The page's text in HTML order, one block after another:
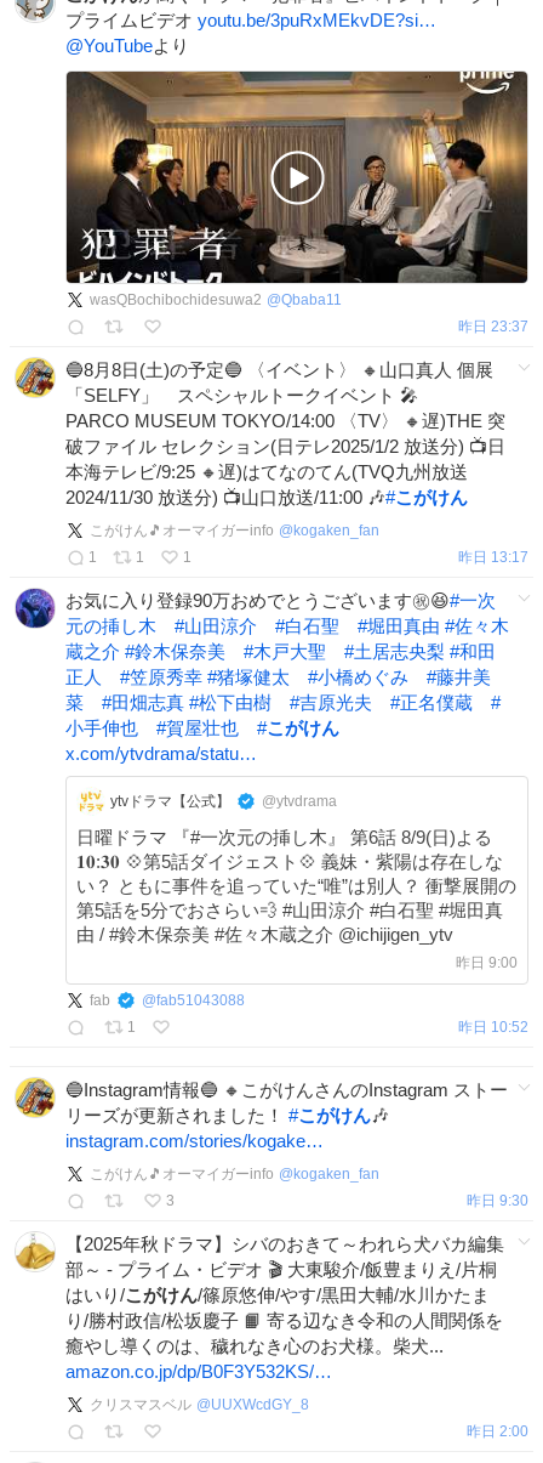
プライムビデオ youtu.be/3puRxMEkvDE?si…
@YouTubeより
wasQBochibochidesuwa2 @Qbaba11
昨日 23:37
🔵8月8日(土)の予定🔵 〈イベント〉 🔸山口真人 個展
「SELFY」 スペシャルトークイベント 🎤
PARCO MUSEUM TOKYO/14:00 〈TV〉 🔸遅)THE 突
破ファイル セレクション(日テレ2025/1/2 放送分) 📺日
本海テレビ/9:25 🔸遅)はてなのてん(TVQ九州放送
2024/11/30 放送分) 📺山口放送/11:00 🎶#こがけん
こがけん🎵オーマイガーinfo @ kogaken_fan
1
1 1 昨日 13:17
お気に入り登録90万おめでとうございます㊗😆#一次
元の挿し木
#山田涼介 #白石聖 #堀田真由 #佐々木
蔵之介 #鈴木保奈美 #木戸大聖 #土居志央梨 #和田
正人
#笠原秀幸 #猪塚健太 #小橋めぐみ #藤井美
菜
#田畑志真 #松下由樹 #吉原光夫 #正名僕蔵
#
小手伸也
#賀屋壮也 #こがけん
x.com/ytvdrama/statu…
ytvドラマ【公式】 @ytvdrama
日曜ドラマ 『#一次元の挿し木』 第6話 8/9(日)よる
𝟏𝟎:𝟑𝟎 💠第5話ダイジェスト💠 義妹・紫陽は存在しな
い？ ともに事件を追っていた“唯”は別人？ 衝撃展開の
第5話を5分でおさらい💨 #山田涼介 #白石聖 #堀田真
由 / #鈴木保奈美 #佐々木蔵之介 @ichijigen_ytv
昨日 9:00
fab @fab51043088
1
昨日 10:52
🔵Instagram情報🔵 🔸こがけんさんのInstagram ストー
リーズが更新されました！ #こがけん🎶
instagram.com/stories/kogake…
こがけん🎵オーマイガーinfo @ kogaken_fan
3
昨日 9:30
【2025年秋ドラマ】シバのおきて～われら犬バカ編集
部～ - プライム・ビデオ 🎬 大東駿介/飯豊まりえ/片桐
はいり/こがけん/篠原悠伸/やす/黒田大輔/水川かたま
り/勝村政信/松坂慶子 📙 寄る辺なき令和の人間関係を
癒やし導くのは、穢れなき心のお犬様。柴犬​.​.​.
amazon.co.jp/dp/B0F3Y532KS/…
クリスマスベル @UUXWcdGY_8
昨日 2:00